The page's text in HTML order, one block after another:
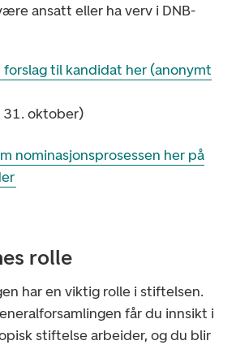
ansatt eller ha verv i DNB-
til kandidat her (anonymt
31. oktober)
nominasjonsprosessen her på
rolle
har en viktig rolle i stiftelsen.
får du innsikt i
stiftelse arbeider, og du blir